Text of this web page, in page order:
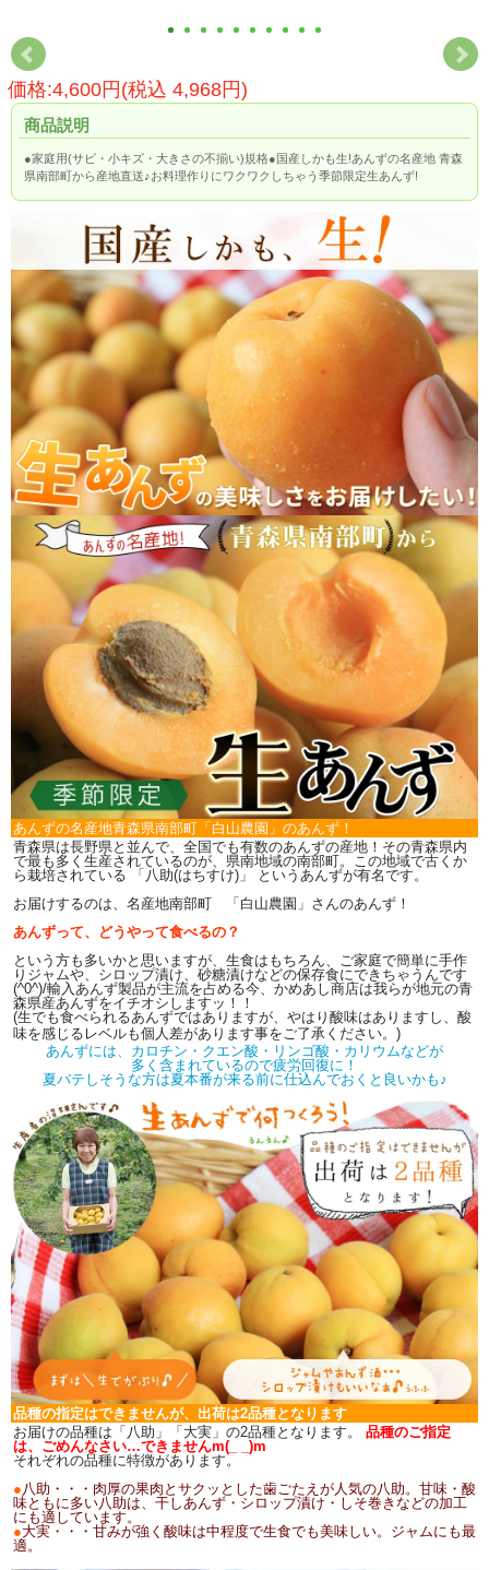
価格:4,600円(税込 4,968円)
商品説明
●家庭用(サビ・小キズ・大きさの不揃い)規格●国産しかも生!あんずの名産地 青森
県南部町から産地直送♪お料理作りにワクワクしちゃう季節限定生あんず!
あんずの名産地青森県南部町「白山農園」のあんず！
青森県は長野県と並んで、全国でも有数のあんずの産地！その青森県内
で最も多く生産されているのが、県南地域の南部町。この地域で古くか
ら栽培されている 「八助(はちすけ)」 というあんずが有名です。
お届けするのは、名産地南部町 「白山農園」さんのあんず！
あんずって、どうやって食べるの？
という方も多いかと思いますが、生食はもちろん、ご家庭で簡単に手作
りジャムや、シロップ漬け、砂糖漬けなどの保存食にできちゃうんです
(^0^)/輸入あんず製品が主流を占める今、かめあし商店は我らが地元の青
森県産あんずをイチオシしますッ！！
(生でも食べられるあんずではありますが、やはり酸味はありますし、酸
味を感じるレベルも個人差があります事をご了承ください。)
あんずには、カロチン・クエン酸・リンゴ酸・カリウムなどが
多く含まれているので疲労回復に！
夏バテしそうな方は夏本番が来る前に仕込んでおくと良いかも♪
品種の指定はできませんが、出荷は2品種となります
お届けの品種は「八助」「大実」の2品種となります。 品種のご指定
は、ごめんなさい…できませんm(_ _)m
それぞれの品種に特徴があります。
●八助・・・肉厚の果肉とサクッとした歯ごたえが人気の八助。甘味・酸
味ともに多い八助は、干しあんず・シロップ漬け・しそ巻きなどの加工
にも適しています。
●大実・・・甘みが強く酸味は中程度で生食でも美味しい。ジャムにも最
適。